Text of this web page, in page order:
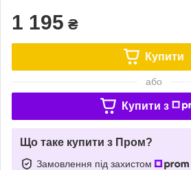
1 195 ₴
Купити
або
Купити з
Що таке купити з Пром?
Замовлення під захистом